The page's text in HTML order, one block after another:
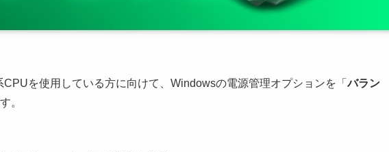
を使用している方に向けて、Windowsの電源管理オプションを「バラン
。